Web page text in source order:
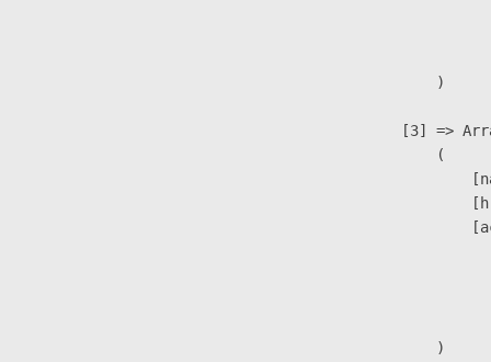
                        )
[3] =>
                        (
                        )